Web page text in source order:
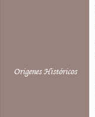
Origenes Históricos